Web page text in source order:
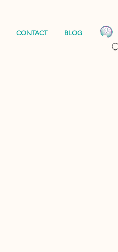
CONTACT BLOG